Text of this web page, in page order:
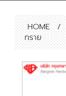
HOME /
ทราย